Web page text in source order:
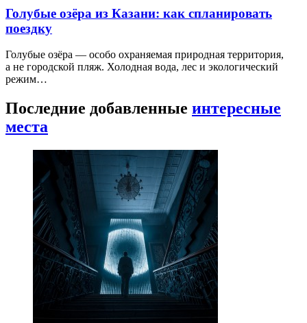
Голубые озёра из Казани: как спланировать
поездку
Голубые озёра — особо охраняемая природная территория,
а не городской пляж. Холодная вода, лес и экологический
режим…
Последние добавленные интересные
места